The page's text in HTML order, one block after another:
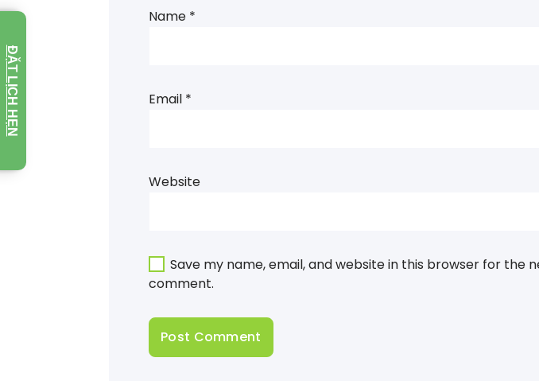
Name *
Email *
Website
Save my name, email, and website in this browser for the
comment.
ĐẶT LỊCH HẸN